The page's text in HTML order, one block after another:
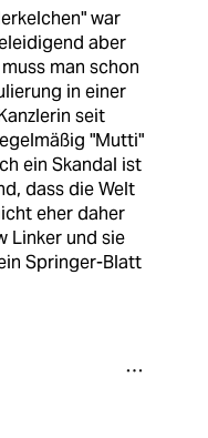
war
aber
man schon
in einer
seit
"Mutti"
ein Skandal ist
dass die Welt
eher daher
Linker und sie
Springer-Blatt